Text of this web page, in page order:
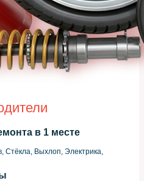
в 1 месте
Стёкла, Выхлоп, Электрика,